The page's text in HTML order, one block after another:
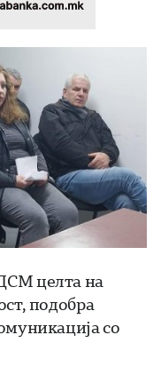
целта на
подобра
со